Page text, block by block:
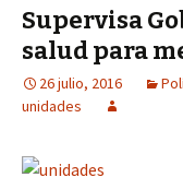
Supervisa
salud para
26 julio, 2016
unidades